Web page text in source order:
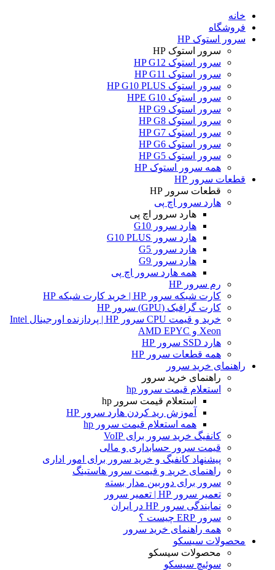
خانه
فروشگاه
سرور استوک HP
سرور استوک HP
سرور استوک HP G12
سرور استوک HP G11
سرور استوک HP G10 PLUS
سرور استوک HPE G10
سرور استوک HP G9
سرور استوک HP G8
سرور استوک HP G7
سرور استوک HP G6
سرور استوک HP G5
همه سرور استوک HP
قطعات سرور HP
قطعات سرور HP
هارد سرور اچ پی
هارد سرور اچ پی
هارد سرور G10
هارد سرور G10 PLUS
هارد سرور G5
هارد سرور G9
همه هارد سرور اچ پی
رم سرور HP
کارت شبکه سرور HP | خرید کارت شبکه HP
کارت گرافیک (GPU) سرور HP
خرید و قیمت CPU سرور HP | پردازنده اورجینال Intel
Xeon و AMD EPYC
هارد SSD سرور HP
همه قطعات سرور HP
راهنمای خرید سرور
راهنمای خرید سرور
استعلام قیمت سرور hp
استعلام قیمت سرور hp
آموزش ريد كردن هارد سرور HP
همه استعلام قیمت سرور hp
کانفیگ خرید سرور برای VoIP
قیمت سرور حسابداری و مالی
پیشنهاد کانفیگ و خرید سرور برای امور اداری
راهنمای خرید و قیمت سرور هاستینگ
سرور برای دوربین مدار بسته
تعمیر سرور HP | تعمیر سرور
نمایندگی سرور HP در ایران
سرور ERP چیست ؟
همه راهنمای خرید سرور
محصولات سیسکو
محصولات سیسکو
سوئیچ سیسکو